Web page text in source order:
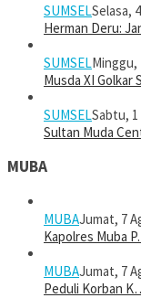
SUMSELSelasa,
Herman Deru:
SUMSELMinggu,
Musda XI Golkar
SUMSELSabtu,
Sultan Muda
MUBA
MUBAJumat, 7
Kapolres Muba
MUBAJumat, 7
Peduli Korban